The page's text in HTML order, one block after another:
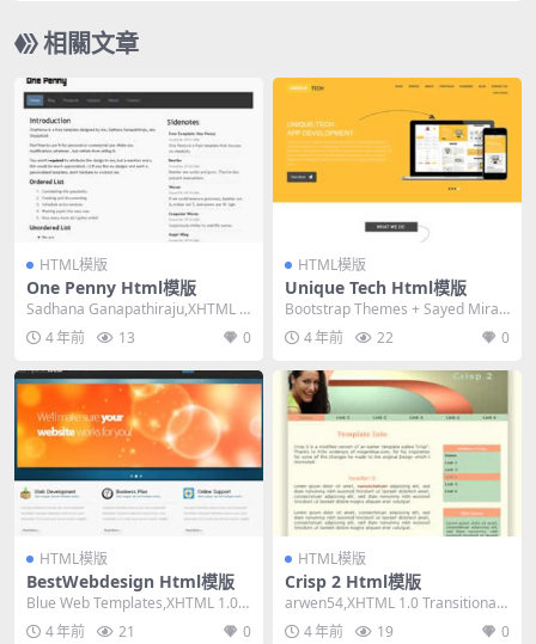
相關文章
HTML模版
One Penny Html模版
Sadhana Ganapathiraju,XHTML 1.
0 Strict,F...
4 年前 13 0
HTML模版
Unique Tech Html模版
Bootstrap Themes + Sayed Miraj,
HTML 5,Re...
4 年前 22 0
HTML模版
BestWebdesign Html模版
Blue Web Templates,XHTML 1.0 T
ransitiona...
4 年前 21 0
HTML模版
Crisp 2 Html模版
arwen54,XHTML 1.0 Transitional,
Fixed Wid...
4 年前 19 0